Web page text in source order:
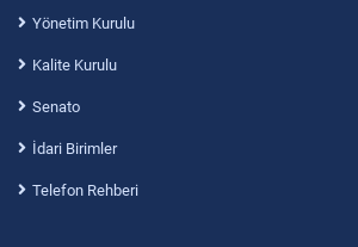
Yönetim Kurulu
Kalite Kurulu
Senato
İdari Birimler
Telefon Rehberi